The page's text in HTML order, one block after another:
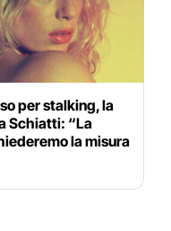
per stalking, la
Schiatti: “La
la misura